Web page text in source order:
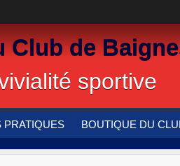
Club de
sportive
PRATIQUES BOUTIQUE DU